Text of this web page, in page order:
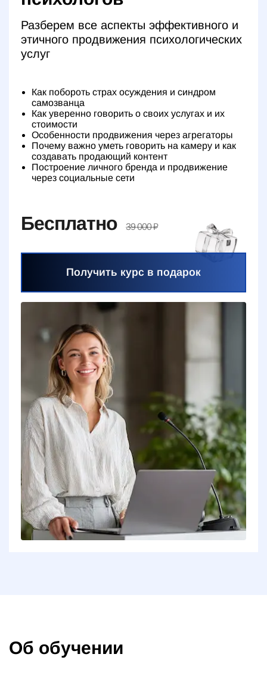
Разберем все аспекты эффективного и
этичного продвижения психологических
услуг
Как побороть страх осуждения и синдром
самозванца
Как уверенно говорить о своих услугах и их
стоимости
Особенности продвижения через агрегаторы
Почему важно уметь говорить на камеру и как
создавать продающий контент
Построение личного бренда и продвижение
через социальные сети
Бесплатно 39 000 ₽
Получить курс в подарок
Об обучении